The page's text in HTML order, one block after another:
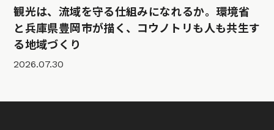
観光は、流域を守る仕組みになれるか。環境省
と兵庫県豊岡市が描く、コウノトリも人も共生す
る地域づくり
2026.07.30